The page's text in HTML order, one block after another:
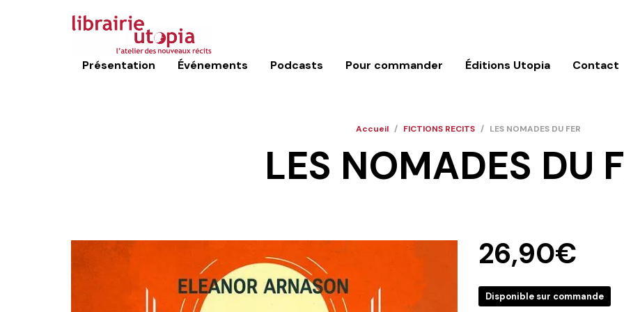
Présentation Événements Podcasts Pour commander Éditions Utopia Contact
Accueil / FICTIONS RECITS / LES NOMADES DU FER
LES NOMADES DU
26,90€
Disponible sur commande